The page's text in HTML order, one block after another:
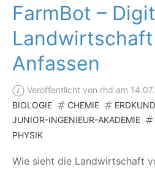
FarmBot –
Anfassen
Veröffentlicht von rhd am
BIOLOGIE
CHEMIE
JUNIOR-INGENIEUR-AKADEMIE
PHYSIK
Wie sieht die Land­wirt­schaft